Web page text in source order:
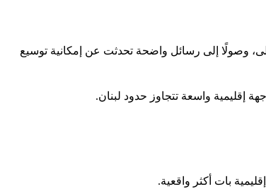
وصولًا إلى رسائل واضحة تحدثت عن إمكانية توسيع
إقليمية واسعة تتجاوز حدود لبنان.
بات أكثر واقعية.